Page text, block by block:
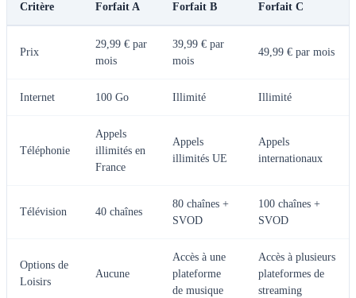
Critère Forfait A Forfait B Forfait C
Prix
29,99 € par
mois
39,99 € par
mois
49,99 € par mois
Internet 100 Go Illimité Illimité
Téléphonie
Appels
illimités en
France
Appels
illimités UE
Appels
internationaux
Télévision 40 chaînes
80 chaînes +
SVOD
100 chaînes +
SVOD
Options de
Loisirs
Aucune
Accès à une
plateforme
de musique
Accès à plusieurs
plateformes de
streaming